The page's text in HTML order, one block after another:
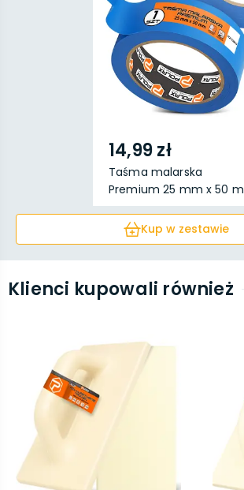
14,99 zł
Taśma malarska
Premium 25 mm x 50 m
Kup w zestawie
Klienci kupowali również